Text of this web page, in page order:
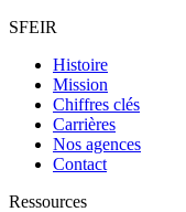
SFEIR
Histoire
Mission
Chiffres clés
Carrières
Nos agences
Contact
Ressources